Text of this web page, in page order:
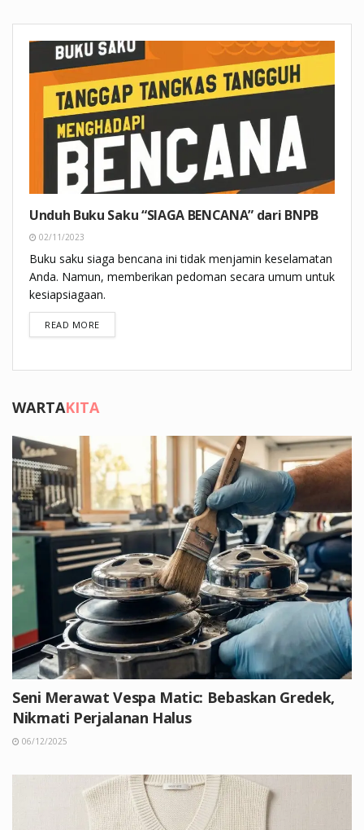
Unduh Buku Saku “SIAGA BENCANA” dari BNPB
02/11/2023
Buku saku siaga bencana ini tidak menjamin keselamatan
Anda. Namun, memberikan pedoman secara umum untuk
kesiapsiagaan.
READ MOREDETAILS
WARTAKITA
Seni Merawat Vespa Matic: Bebaskan Gredek,
Nikmati Perjalanan Halus
06/12/2025